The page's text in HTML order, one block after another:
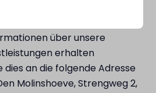
oder zu löschen. Darüber
über unsere
erhalten
dies an die folgende Adresse
Molinshoeve, Strengweg 2,